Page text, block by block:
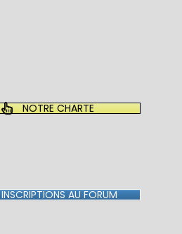
NOTRE CHARTE
INSCRIPTIONS AU FORUM